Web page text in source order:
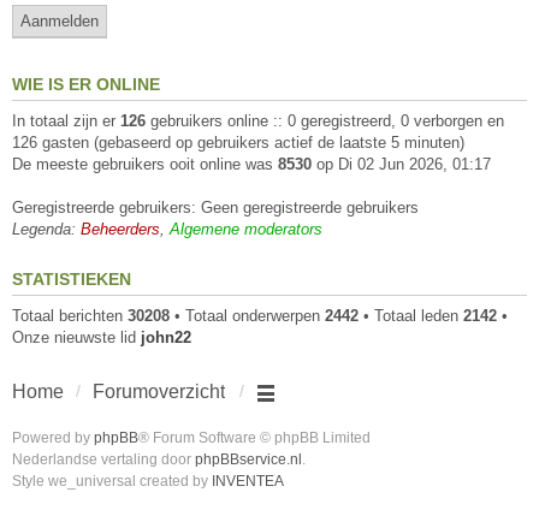
WIE IS ER ONLINE
In totaal zijn er 126 gebruikers online :: 0 geregistreerd, 0 verborgen en
126 gasten (gebaseerd op gebruikers actief de laatste 5 minuten)
De meeste gebruikers ooit online was 8530 op Di 02 Jun 2026, 01:17
Geregistreerde gebruikers: Geen geregistreerde gebruikers
Legenda: Beheerders,Algemene moderators
STATISTIEKEN
Totaal berichten 30208 • Totaal onderwerpen 2442 • Totaal leden 2142 •
Onze nieuwste lid john22
Home Forumoverzicht
Powered by phpBB® Forum Software © phpBB Limited
Nederlandse vertaling door phpBBservice.nl
Style we_universal created by INVENTEA